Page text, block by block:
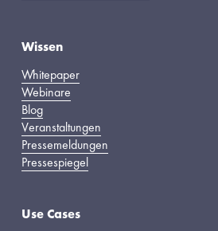
Wissen
Whitepaper
Webinare
Blog
Veranstaltungen
Pressemeldungen
Pressespiegel
Use Cases